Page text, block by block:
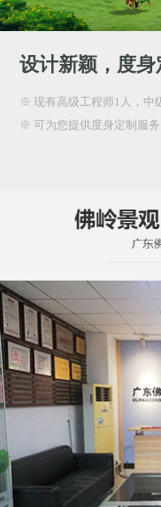
设计新颖，度身
※ 现有高级工程师1人，中
※ 可为您提供度身定制服